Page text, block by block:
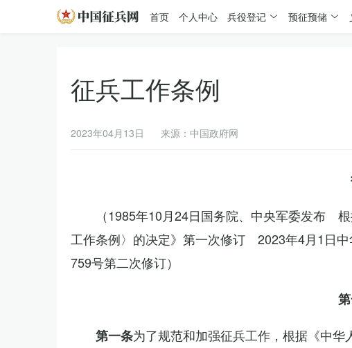
首页 个人中心 兵役登记 预征预储
征兵工作条例
2023年04月13日 来源：中国政府网
（1985年10月24日国务院、中央军委发布
工作条例〉的决定》第一次修订 2023年4月1日
759号第二次修订）
第一条为了规范和加强征兵工作，根据《中华